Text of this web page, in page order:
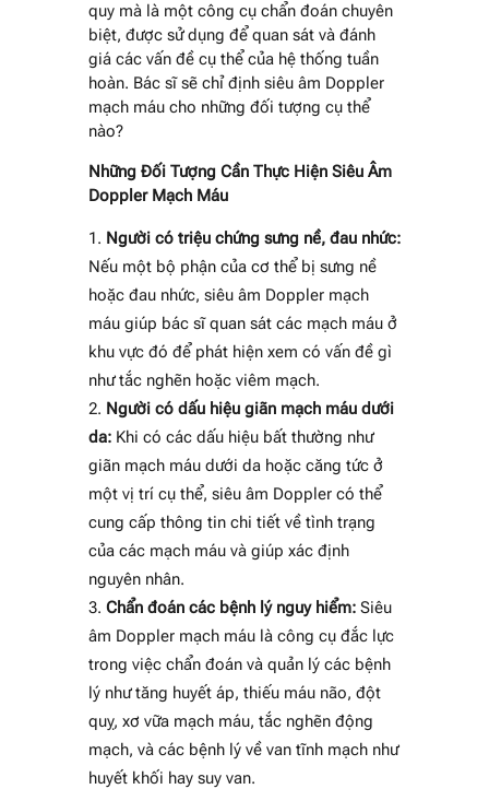
quy mà là một công cụ chẩn đoán chuyên
biệt, được sử dụng để quan sát và đánh
giá các vấn đề cụ thể của hệ thống tuần
hoàn. Bác sĩ sẽ chỉ định siêu âm Doppler
mạch máu cho những đối tượng cụ thể
nào?
Những Đối Tượng Cần Thực Hiện Siêu Âm
Doppler Mạch Máu
Người có triệu chứng sưng nề, đau nhức:
Nếu một bộ phận của cơ thể bị sưng nề
hoặc đau nhức, siêu âm Doppler mạch
máu giúp bác sĩ quan sát các mạch máu ở
khu vực đó để phát hiện xem có vấn đề gì
như tắc nghẽn hoặc viêm mạch.
Người có dấu hiệu giãn mạch máu dưới
da:Khi có các dấu hiệu bất thường như
giãn mạch máu dưới da hoặc căng tức ở
một vị trí cụ thể, siêu âm Doppler có thể
cung cấp thông tin chi tiết về tình trạng
của các mạch máu và giúp xác định
nguyên nhân.
Chẩn đoán các bệnh lý nguy hiểm:Siêu
âm Doppler mạch máu là công cụ đắc lực
trong việc chẩn đoán và quản lý các bệnh
lý như tăng huyết áp, thiếu máu não, đột
quỵ, xơ vữa mạch máu, tắc nghẽn động
mạch, và các bệnh lý về van tĩnh mạch như
huyết khối hay suy van.